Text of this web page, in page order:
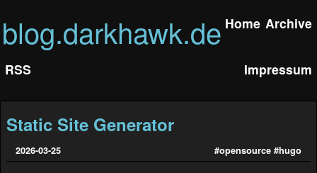
blog.darkhawk.de Home Archive
RSS Impressum
Static Site Generator
2026-03-25 #opensource #hugo